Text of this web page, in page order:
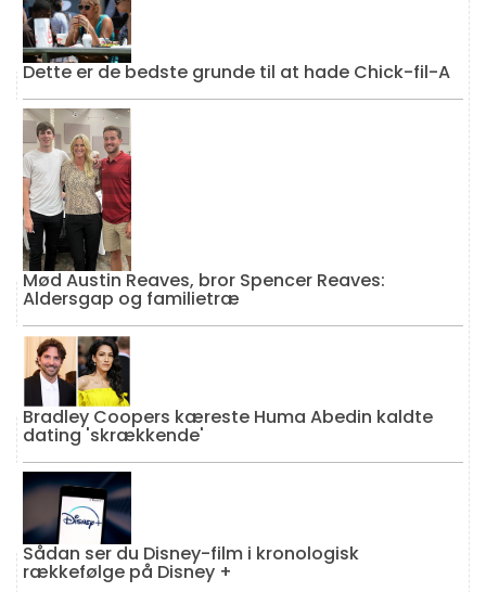
Dette er de bedste grunde til at hade Chick-fil-A
Mød Austin Reaves, bror Spencer Reaves:
Aldersgap og familietræ
Bradley Coopers kæreste Huma Abedin kaldte
dating 'skrækkende'
Sådan ser du Disney-film i kronologisk
rækkefølge på Disney +